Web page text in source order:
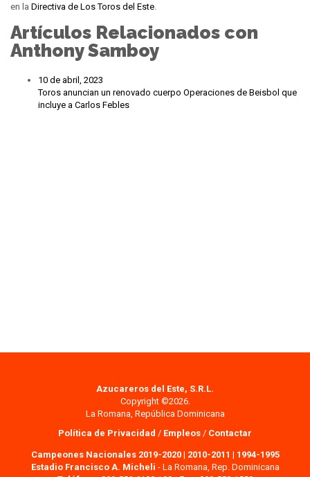
en la Directiva de Los Toros del Este
Artículos Relacionados con
Anthony Samboy
10 de abril, 2023
Toros anuncian un renovado cuerpo Operaciones de Beisbol que
incluye a Carlos Febles
Azucareros del Este, S.R.L.
Copyright ©2026.
La Romana, República Dominicana
Política de Privacidad / Empleos / Contactar
Campeones Nacionales 2019-2020| 2010-2011 | 1994-1995
Estadio Francisco A. Micheli - La Romana, Rep. Dominicana